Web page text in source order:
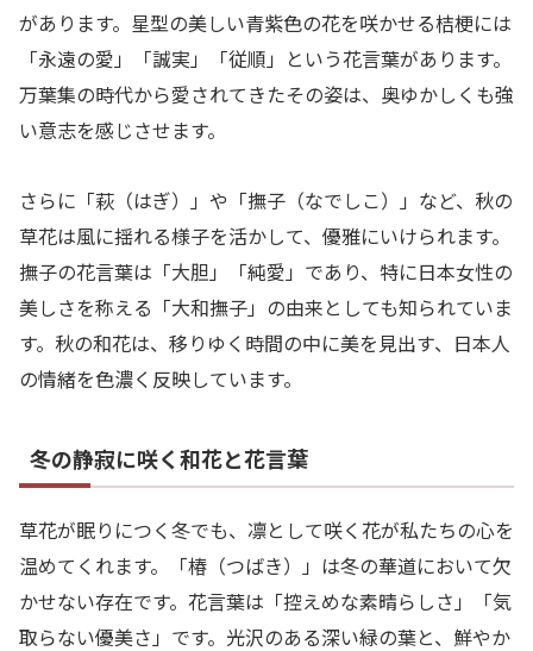
があります。星型の美しい青紫色の花を咲かせる桔梗には
「永遠の愛」「誠実」「従順」という花言葉があります。
万葉集の時代から愛されてきたその姿は、奥ゆかしくも強
い意志を感じさせます。
さらに「萩（はぎ）」や「撫子（なでしこ）」など、秋の
草花は風に揺れる様子を活かして、優雅にいけられます。
撫子の花言葉は「大胆」「純愛」であり、特に日本女性の
美しさを称える「大和撫子」の由来としても知られていま
す。秋の和花は、移りゆく時間の中に美を見出す、日本人
の情緒を色濃く反映しています。
冬の静寂に咲く和花と花言葉
草花が眠りにつく冬でも、凛として咲く花が私たちの心を
温めてくれます。「椿（つばき）」は冬の華道において欠
かせない存在です。花言葉は「控えめな素晴らしさ」「気
取らない優美さ」です。光沢のある深い緑の葉と、鮮やか